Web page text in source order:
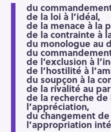
du
de la loi à l’idéal,
de la menace à la
de la contrainte à
du monologue au
du
de l’exclusion à
de l’hostilité à
du soupçon à la
de la rivalité au
de la recherche de
l’appréciation,
du changement
l’appropriation